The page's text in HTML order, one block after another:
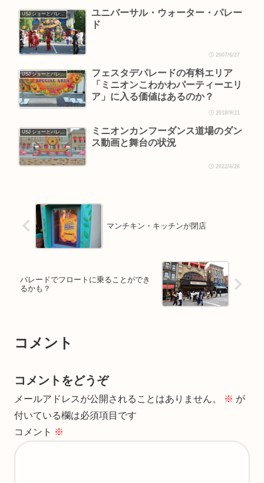
USJ ショーとパレード
ユニバーサル・ウォーター・パレー
ド
2007/6/27
USJ ショーとパレード
フェスタデパレードの有料エリア
「ミニオンこわかわパーティーエリ
ア」に入る価値はあるのか？
2018/9/21
ミニオンカンフーダンス道場のダン
ス動画と舞台の状況
2022/6/26
マンチキン・キッチンが閉店
パレードでフロートに乗ることができ
るかも？
コメント
コメントをどうぞ
メールアドレスが公開されることはありません。 ※ が
付いている欄は必須項目です
コメント ※